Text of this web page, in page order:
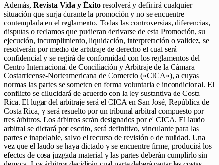
Además, Revista Vida y Éxito resolverá y definirá cualquier
situación que surja durante la promoción y no se encuentre
contemplada en el reglamento. Todas las controversias, diferencias,
disputas o reclamos que pudieran derivarse de esta Promoción, su
ejecución, incumplimiento, liquidación, interpretación o validez, se
resolverán por medio de arbitraje de derecho el cual será
confidencial y se regirá de conformidad con los reglamentos del
Centro Internacional de Conciliación y Arbitraje de la Cámara
Costarricense-Norteamericana de Comercio («CICA»), a cuyas
normas las partes se someten en forma voluntaria e incondicional. El
conflicto se dilucidará de acuerdo con la ley sustantiva de Costa
Rica. El lugar del arbitraje será el CICA en San José, República de
Costa Rica, y será resuelto por un tribunal arbitral compuesto por
tres árbitros. Los árbitros serán designados por el CICA. El laudo
arbitral se dictará por escrito, será definitivo, vinculante para las
partes e inapelable, salvo el recurso de revisión o de nulidad. Una
vez que el laudo se haya dictado y se encuentre firme, producirá los
efectos de cosa juzgada material y las partes deberán cumplirlo sin